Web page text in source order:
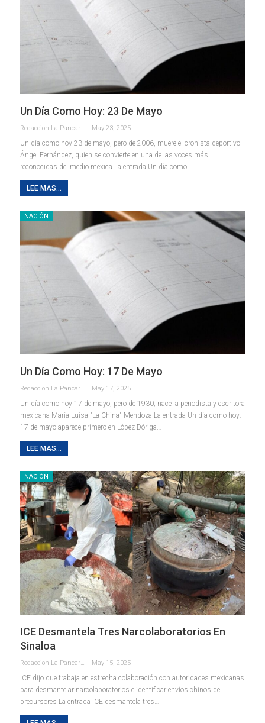
Un Día Como Hoy: 23 De Mayo
May 23, 2025
Un día como hoy 23 de mayo, pero de 2006, muere el cronista deportivo
Ángel Fernández, quien se convierte en una de las voces más
reconocidas del medio mexica La entrada Un día como…
LEE MAS...
NACIÓN
Un Día Como Hoy: 17 De Mayo
Redaccion La Pancarta De Quintana Roo May 17, 2025
Un día como hoy 17 de mayo, pero de 1930, nace la periodista y escritora
mexicana María Luisa "La China" Mendoza La entrada Un día como hoy:
17 de mayo aparece primero en López-Dóriga…
LEE MAS...
NACIÓN
ICE Desmantela Tres Narcolaboratorios En
Sinaloa
Redaccion La Pancarta De Quintana Roo May 15, 2025
ICE dijo que trabaja en estrecha colaboración con autoridades mexicanas
para desmantelar narcolaboratorios e identificar envíos chinos de
precursores La entrada ICE desmantela tres…